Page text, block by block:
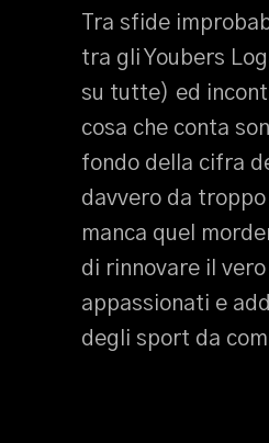
Tra sfide
tra gli Youbers
su tutte) ed
cosa che conta
fondo della cifra
davvero da
manca quel
di rinnovare il
appassionati e
degli sport da